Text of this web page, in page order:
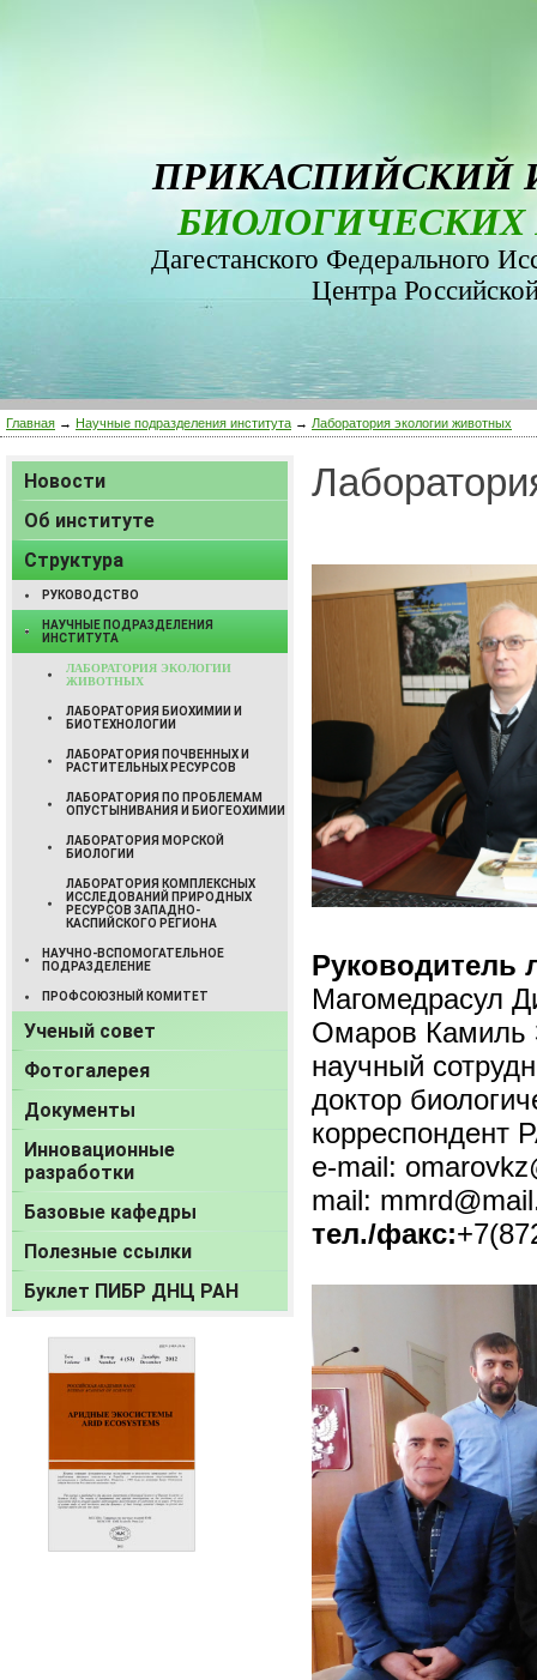
ПРИКАСПИЙСКИЙ
БИОЛОГИЧЕСКИХ
Дагестанского Федерального
Центра
Главная → Научные подразделения института → Лаборатория экологии животных
Новости
Об институте
Структура
РУКОВОДСТВО
НАУЧНЫЕ ПОДРАЗДЕЛЕНИЯ
ИНСТИТУТА
ЛАБОРАТОРИЯ ЭКОЛОГИИ
ЖИВОТНЫХ
ЛАБОРАТОРИЯ БИОХИМИИ И
БИОТЕХНОЛОГИИ
ЛАБОРАТОРИЯ ПОЧВЕННЫХ И
РАСТИТЕЛЬНЫХ РЕСУРСОВ
ЛАБОРАТОРИЯ ПО ПРОБЛЕМАМ
ОПУСТЫНИВАНИЯ И БИОГЕОХИМИИ
ЛАБОРАТОРИЯ МОРСКОЙ
БИОЛОГИИ
ЛАБОРАТОРИЯ КОМПЛЕКСНЫХ
ИССЛЕДОВАНИЙ ПРИРОДНЫХ
РЕСУРСОВ ЗАПАДНО-
КАСПИЙСКОГО РЕГИОНА
НАУЧНО-ВСПОМОГАТЕЛЬНОЕ
ПОДРАЗДЕЛЕНИЕ
ПРОФСОЮЗНЫЙ КОМИТЕТ
Ученый совет
Фотогалерея
Документы
Инновационные
разработки
Базовые кафедры
Полезные ссылки
Буклет ПИБР ДНЦ РАН
Руководитель
Магомедрасул
Омаров Камиль
научный
доктор
e-mail:
mail:
тел./факс: